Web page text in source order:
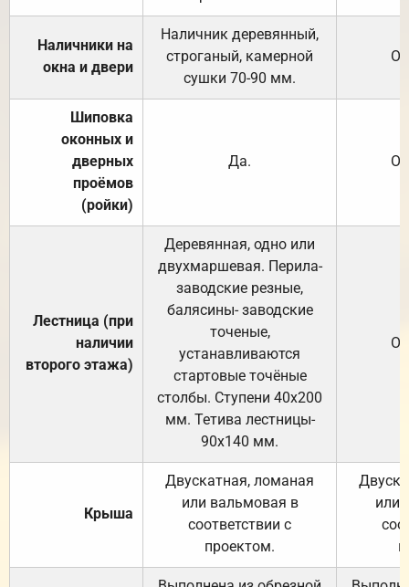
Наличники на
окна и двери
Наличник деревянный,
строганый, камерной
сушки 70-90 мм.
Шиповка
оконных и
дверных
проёмов
(ройки)
Да.
Лестница (при
наличии
второго этажа)
Деревянная, одно или
двухмаршевая. Перила-
заводские резные,
балясины- заводские
точеные,
устанавливаются
стартовые точёные
столбы. Ступени 40х200
мм. Тетива лестницы-
90х140 мм.
Крыша
Двускатная, ломаная
или вальмовая в
соответствии с
проектом.
или